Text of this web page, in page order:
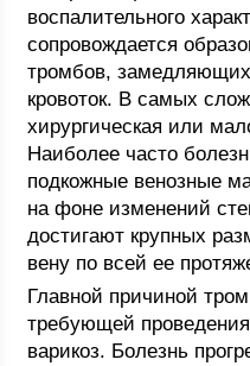
воспалительного
сопровождается
тромбов,
кровоток. В самых
хирургическая или
Наиболее часто
подкожные венозные
на фоне изменений
достигают крупных
вену по всей ее
Главной причиной
требующей
варикоз. Болезнь